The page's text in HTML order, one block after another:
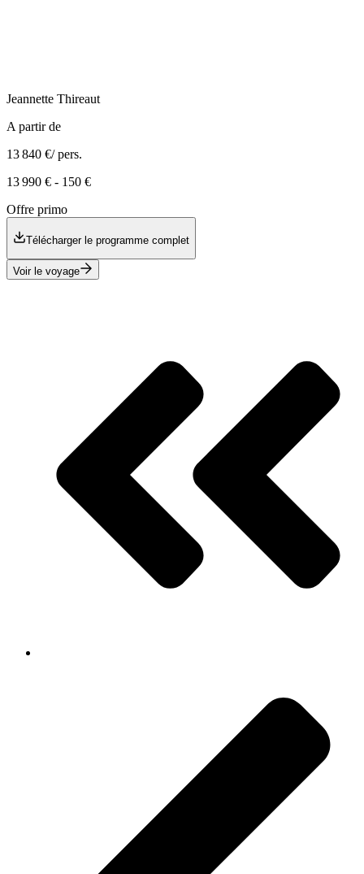
Jeannette Thireaut
A partir de
13 840 €/ pers.
13 990 € - 150 €
Offre primo
Télécharger le programme complet
Voir le voyage